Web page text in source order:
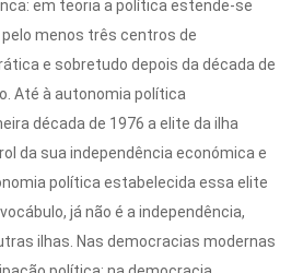
em teoria a política estende-se
menos três centros de
e sobretudo depois da década de
Até à autonomia política
década de 1976 a elite da ilha
da sua independência económica e
política estabelecida essa elite
já não é a independência,
ilhas. Nas democracias modernas